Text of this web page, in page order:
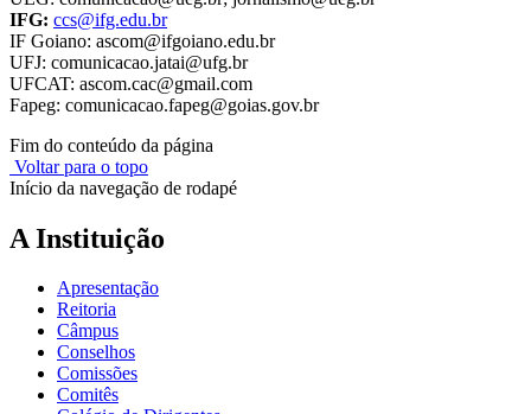
IFG: ccs@ifg.edu.br
IF Goiano: ascom@ifgoiano.edu.br
UFJ: comunicacao.jatai@ufg.br
UFCAT: ascom.cac@gmail.com
Fapeg: comunicacao.fapeg@goias.gov.br
Fim do conteúdo da página
Voltar para o topo
Início da navegação de rodapé
A Instituição
Apresentação
Reitoria
Câmpus
Conselhos
Comissões
Comitês